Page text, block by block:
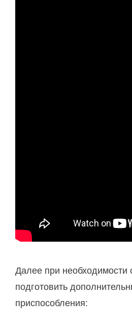
Далее при необходимости
подготовить
приспособления: